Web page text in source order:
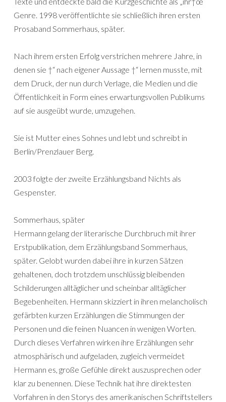
Genre. 1998 veröffentlichte sie schließlich ihren ersten
Prosaband Sommerhaus, später.
Nach ihrem ersten Erfolg verstrichen mehrere Jahre, in
denen sie †“ nach eigener Aussage †“ lernen musste, mit
dem Druck, der nun durch Verlage, die Medien und die
Öffentlichkeit in Form eines erwartungsvollen Publikums
auf sie ausgeübt wurde, umzugehen.
Sie ist Mutter eines Sohnes und lebt und schreibt in
Berlin/Prenzlauer Berg.
2003 folgte der zweite Erzählungsband Nichts als
Gespenster.
Sommerhaus, später
Hermann gelang der literarische Durchbruch mit ihrer
Erstpublikation, dem Erzählungsband Sommerhaus,
später. Gelobt wurden dabei ihre in kurzen Sätzen
gehaltenen, doch trotzdem unschlüssig bleibenden
Schilderungen alltäglicher und scheinbar alltäglicher
Begebenheiten. Hermann skizziert in ihren melancholisch
gefärbten kurzen Erzählungen die Stimmungen der
Personen und die feinen Nuancen in wenigen Worten.
Durch dieses Verfahren wirken ihre Erzählungen sehr
atmosphärisch und aufgeladen, zugleich vermeidet
Hermann es, große Gefühle direkt auszusprechen oder
klar zu benennen. Diese Technik hat ihre direktesten
Vorfahren in den Storys des amerikanischen Schriftstellers